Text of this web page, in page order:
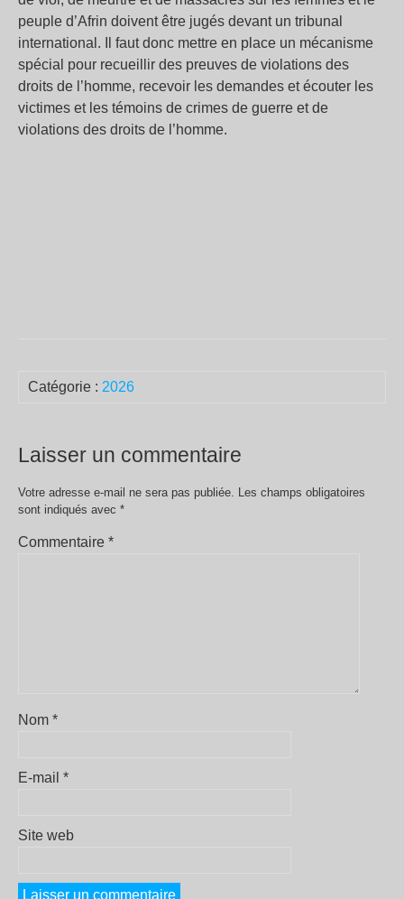
peuple d’Afrin doivent être jugés devant un tribunal
international. Il faut donc mettre en place un mécanisme
spécial pour recueillir des preuves de violations des
droits de l’homme, recevoir les demandes et écouter les
victimes et les témoins de crimes de guerre et de
violations des droits de l’homme.
Catégorie : 2026
Laisser un commentaire
Votre adresse e-mail ne sera pas publiée. Les champs obligatoires
sont indiqués avec *
Commentaire *
Nom *
E-mail *
Site web